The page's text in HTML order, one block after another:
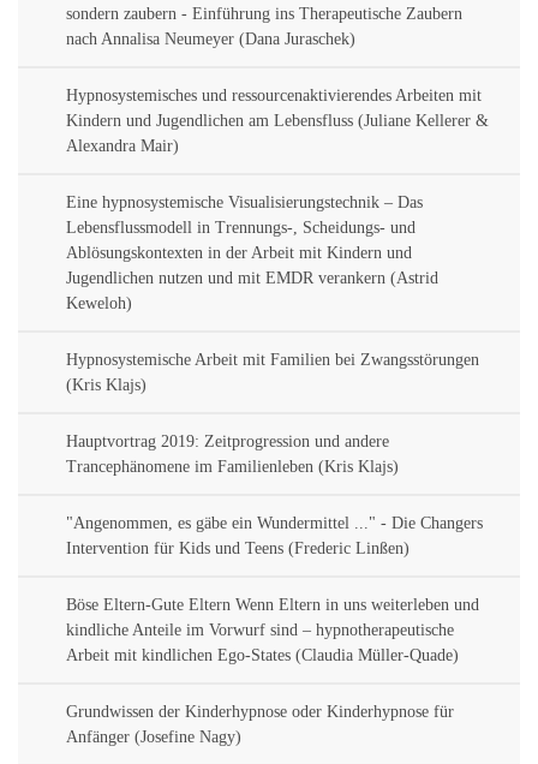
sondern zaubern - Einführung ins Therapeutische Zaubern
nach Annalisa Neumeyer (Dana Juraschek)
Hypnosystemisches und ressourcenaktivierendes Arbeiten mit
Kindern und Jugendlichen am Lebensfluss (Juliane Kellerer &
Alexandra Mair)
Eine hypnosystemische Visualisierungstechnik – Das
Lebensflussmodell in Trennungs-, Scheidungs- und
Ablösungskontexten in der Arbeit mit Kindern und
Jugendlichen nutzen und mit EMDR verankern (Astrid
Keweloh)
Hypnosystemische Arbeit mit Familien bei Zwangsstörungen
(Kris Klajs)
Hauptvortrag 2019: Zeitprogression und andere
Trancephänomene im Familienleben (Kris Klajs)
"Angenommen, es gäbe ein Wundermittel ..." - Die Changers
Intervention für Kids und Teens (Frederic Linßen)
Böse Eltern-Gute Eltern Wenn Eltern in uns weiterleben und
kindliche Anteile im Vorwurf sind – hypnotherapeutische
Arbeit mit kindlichen Ego-States (Claudia Müller-Quade)
Grundwissen der Kinderhypnose oder Kinderhypnose für
Anfänger (Josefine Nagy)